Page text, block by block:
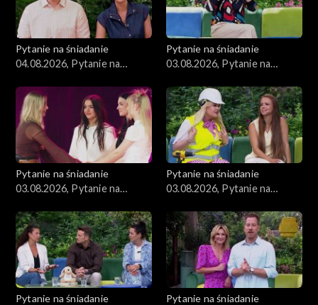
Pytanie na śniadanie
04.08.2026, Pytanie na
Pytanie na śniadanie
03.08.2026, Pytanie na
Pytanie na śniadanie
03.08.2026, Pytanie na
Pytanie na śniadanie
03.08.2026, Pytanie na
Pytanie na śniadanie
Pytanie na śniadanie